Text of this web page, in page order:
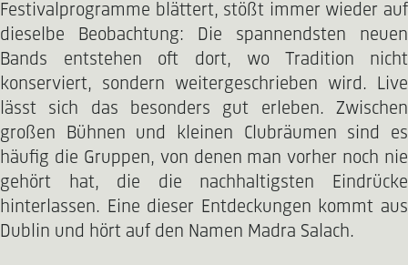
Festivalprogramme blättert, stößt immer wieder auf
dieselbe Beobachtung: Die spannendsten neuen
Bands entstehen oft dort, wo Tradition nicht
konserviert, sondern weitergeschrieben wird. Live
lässt sich das besonders gut erleben. Zwischen
großen Bühnen und kleinen Clubräumen sind es
häufig die Gruppen, von denen man vorher noch nie
gehört hat, die die nachhaltigsten Eindrücke
hinterlassen. Eine dieser Entdeckungen kommt aus
Dublin und hört auf den Namen Madra Salach.